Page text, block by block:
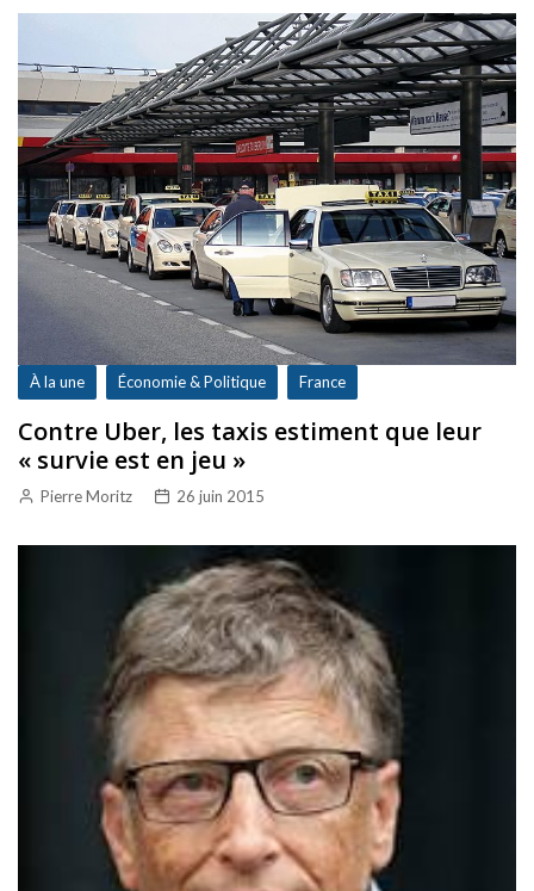
À la une Économie & Politique France
Contre Uber, les taxis estiment que leur
« survie est en jeu »
Pierre Moritz 26 juin 2015